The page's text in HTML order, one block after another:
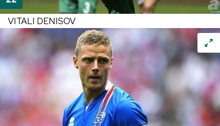
VITALI DENISOV